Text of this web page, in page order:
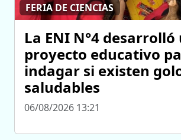
FERIA DE CIENCIAS
La ENI N°4 desarrolló
proyecto educativo
indagar si existen
saludables
06/08/2026 13:21